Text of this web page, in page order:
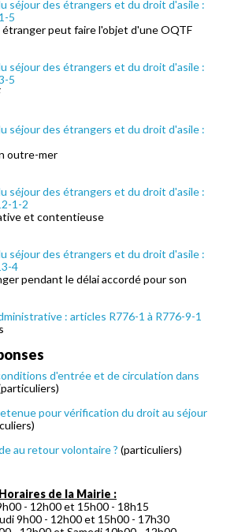
séjour des étrangers et du droit d'asile :
5
étranger peut faire l'objet d'une OQTF
séjour des étrangers et du droit d'asile :
5
séjour des étrangers et du droit d'asile :
outre-mer
séjour des étrangers et du droit d'asile :
1-2
et contentieuse
séjour des étrangers et du droit d'asile :
4
pendant le délai accordé pour son
: articles R776-1 à R776-9-1
d'entrée et de circulation dans
pour vérification du droit au séjour
au retour volontaire ? (particuliers)
Horaires de la Mairie :
- 12h00 et 15h00 - 18h15
9h00 - 12h00 et 15h00 - 17h30